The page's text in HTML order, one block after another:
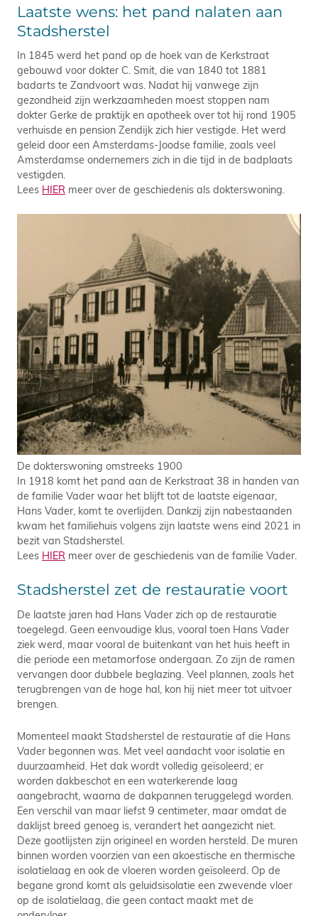
Laatste wens: het pand nalaten aan
Stadsherstel
In 1845 werd het pand op de hoek van de Kerkstraat
gebouwd voor dokter C. Smit, die van 1840 tot 1881
badarts te Zandvoort was. Nadat hij vanwege zijn
gezondheid zijn werkzaamheden moest stoppen nam
dokter Gerke de praktijk en apotheek over tot hij rond 1905
verhuisde en pension Zendijk zich hier vestigde. Het werd
geleid door een Amsterdams-Joodse familie, zoals veel
Amsterdamse ondernemers zich in die tijd in de badplaats
vestigden.
Lees HIER meer over de geschiedenis als dokterswoning.
De dokterswoning omstreeks 1900
In 1918 komt het pand aan de Kerkstraat 38 in handen van
de familie Vader waar het blijft tot de laatste eigenaar,
Hans Vader, komt te overlijden. Dankzij zijn nabestaanden
kwam het familiehuis volgens zijn laatste wens eind 2021 in
bezit van Stadsherstel.
Lees HIER meer over de geschiedenis van de familie Vader.
Stadsherstel zet de restauratie voort
De laatste jaren had Hans Vader zich op de restauratie
toegelegd. Geen eenvoudige klus, vooral toen Hans Vader
ziek werd, maar vooral de buitenkant van het huis heeft in
die periode een metamorfose ondergaan. Zo zijn de ramen
vervangen door dubbele beglazing. Veel plannen, zoals het
terugbrengen van de hoge hal, kon hij niet meer tot uitvoer
brengen.
Momenteel maakt Stadsherstel de restauratie af die Hans
Vader begonnen was. Met veel aandacht voor isolatie en
duurzaamheid. Het dak wordt volledig geïsoleerd; er
worden dakbeschot en een waterkerende laag
aangebracht, waarna de dakpannen teruggelegd worden.
Een verschil van maar liefst 9 centimeter, maar omdat de
daklijst breed genoeg is, verandert het aangezicht niet.
Deze gootlijsten zijn origineel en worden hersteld. De muren
binnen worden voorzien van een akoestische en thermische
isolatielaag en ook de vloeren worden geïsoleerd. Op de
begane grond komt als geluidsisolatie een zwevende vloer
op de isolatielaag, die geen contact maakt met de